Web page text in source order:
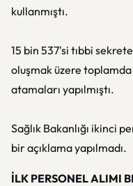
kullanmıştı.
15 bin 537'si tıbbi
oluşmak üzere
atamaları yapılmıştı.
Sağlık Bakanlığı ikinci
bir açıklama yapılmadı.
İLK PERSONEL ALIMI